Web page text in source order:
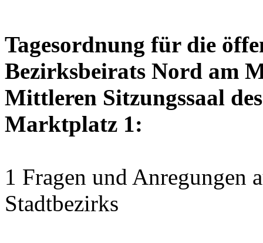
Tagesordnung für die
Bezirksbeirats Nord am
Mittleren Sitzungssaal
Marktplatz 1:
1 Fragen und Anregungen
Stadtbezirks